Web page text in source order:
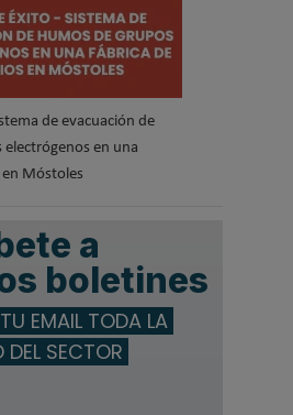
de evacuación de
electrógenos en una
Móstoles
a
boletines
EMAIL TODA LA
SECTOR